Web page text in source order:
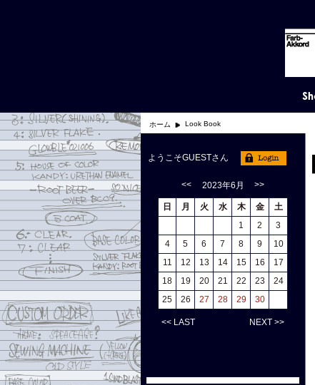
ホーム Look Book
ようこそGUESTさん
<< 2023年6月 >>
日 月 火 水 木 金
土
1
2
3
4
5 6 7 8 9
10
11
12 13 14 15 16
17
18
19 20 21 22 23
24
25
26 27 28 29 30
<< LAST NEXT >>